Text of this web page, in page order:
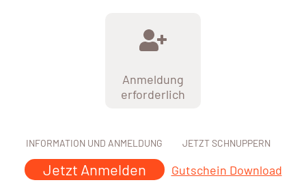
Anmeldung
erforderlich
INFORMATION UND ANMELDUNG
Jetzt Anmelden
JETZT SCHNUPPERN
Gutschein Download